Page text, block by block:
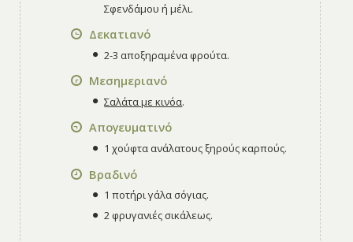
Σφενδάμου ή μέλι.
Δεκατιανό
2-3 αποξηραμένα φρούτα.
Μεσημεριανό
Σαλάτα με κινόα.
Απογευματινό
1 χούφτα ανάλατους ξηρούς καρπούς.
Βραδινό
1 ποτήρι γάλα σόγιας.
2 φρυγανιές σικάλεως.